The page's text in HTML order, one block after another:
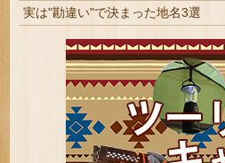
実は"勘違い"で決まった地名3選